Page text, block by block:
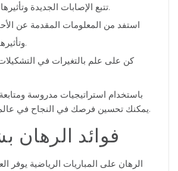
تتبع الإصابات الجديدة وتأثيرها على الأداء.
استفد من المعلومات المقدمة عن
وتأثيرها على المباراة.
كن على علم بالتغيرات في
باستخدام استراتيجيات مدروسة
يمكنك تحسين فرصك في النجاح في عالم الرهانات الرياضية.
فوائد الرهان
الرهان على المباريات الرياضية يوفر